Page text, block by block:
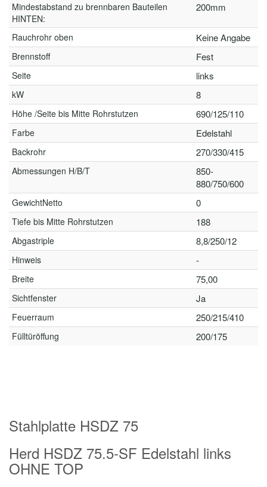
Mindestabstand zu brennbaren Bauteilen
HINTEN:
200mm
Rauchrohr oben Keine Angabe
Brennstoff Fest
Seite links
kW 8
Höhe /Seite bis Mitte Rohrstutzen 690/125/110
Farbe Edelstahl
Backrohr 270/330/415
Abmessungen H/B/T
850-
880/750/600
GewichtNetto 0
Tiefe bis Mitte Rohrstutzen 188
Abgastriple 8,8/250/12
Hinweis -
Breite 75,00
Sichtfenster Ja
Feuerraum 250/215/410
Fülltüröffung 200/175
Stahlplatte HSDZ 75
Herd HSDZ 75.5-SF Edelstahl links
OHNE TOP